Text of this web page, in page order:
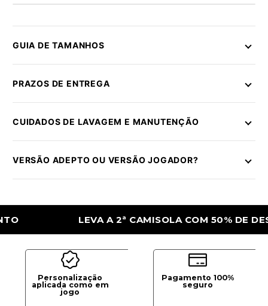
GUIA DE TAMANHOS
PRAZOS DE ENTREGA
CUIDADOS DE LAVAGEM E MANUTENÇÃO
VERSÃO ADEPTO OU VERSÃO JOGADOR?
LEVA A 2ª CAMISOLA COM 50% DE
Personalização
aplicada como em
jogo
Pagamento 100%
seguro